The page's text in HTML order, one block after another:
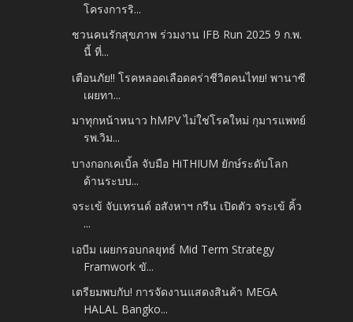
โครงการริ...
ชวนคนรักสุขภาพ ร่วมงาน IFB Run 2025 9 ก.พ.
นี้ ที่...
เตือนภัย!! โรคหลอดเลือดคร่าชีวิตคนไทย! พานาซี
เผยทา...
มาทุกหน้าหนาว hMPV ไม่ใช่โรคใหม่ กุมารแพทย์
รพ.วิม...
บางกอกเคเบิ้ล จับมือ HiTHIUM ยักษ์ระดับโลก
ด้านระบบ...
จระเข้ จับเทรนด์ อสังหาฯ กรีน เปิดตัว จระเข้ คิ้ว
...
เอบีม เผยกรอบกลยุทธ์ Mid Term Strategy
Framwork ขั...
เตรียมพบกับ! การจัดงานแสดงสินค้า MEGA
HALAL Bangko...